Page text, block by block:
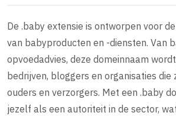
De .baby extensie is ontworpen voor
van babyproducten en -diensten. Van
opvoedadvies, deze domeinnaam
bedrijven, bloggers en organisaties die
ouders en verzorgers. Met een .baby
jezelf als een autoriteit in de sector,